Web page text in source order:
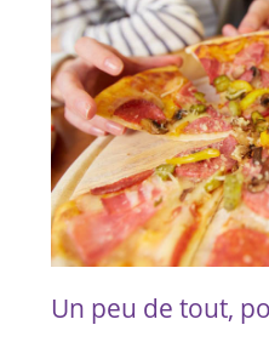
Un peu de tout,